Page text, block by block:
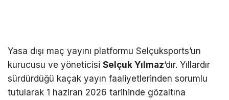
Yasa dışı maç yayını platformu Selçuksports’un
kurucusu ve yöneticisi Selçuk Yılmaz‘dır. Yıllardır
sürdürdüğü kaçak yayın faaliyetlerinden sorumlu
tutularak 1 haziran 2026 tarihinde gözaltına